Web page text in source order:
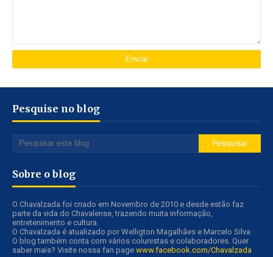
Pesquise no blog
Sobre o blog
O Chavalzada foi criado em Novembro de 2010 e desde estão faz
parte da vida do Chavalense, trazendo muita informação,
entretenimento e cultura.
O Chavalzada é atualizado por Welligton Magalhães e Marcelo Silva.
O blog também conta com vários colunistas e colaboradores. Quer
saber mais? Visite nossa fan page www.facebook.com/Chavalzada